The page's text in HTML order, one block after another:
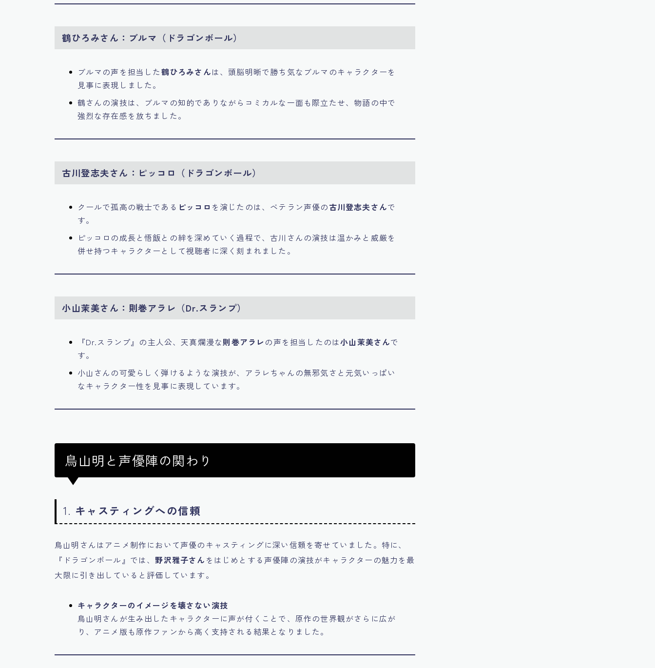
鶴ひろみさん：ブルマ（ドラゴンボール）
ブルマの声を担当した鶴ひろみさんは、頭脳明晰で勝ち気なブルマのキャラクターを
見事に表現しました。
鶴さんの演技は、ブルマの知的でありながらコミカルな一面も際立たせ、物語の中で
強烈な存在感を放ちました。
古川登志夫さん：ピッコロ（ドラゴンボール）
クールで孤高の戦士である ピッコロ を演じたのは、ベテラン声優の古川登志夫さんで
す。
ピッコロの成長と悟飯との絆を深めていく過程で、古川さんの演技は温かみと威厳を
併せ持つキャラクターとして視聴者に深く刻まれました。
小山茉美さん：則巻アラレ（Dr.スランプ）
『Dr.スランプ』の主人公、天真爛漫な則巻アラレ の声を担当したのは小山茉美さんで
す。
小山さんの可愛らしく弾けるような演技が、アラレちゃんの無邪気さと元気いっぱい
なキャラクター性を見事に表現しています。
鳥山明と声優陣の関わり
1. キャスティングへの信頼
鳥山明さんはアニメ制作において声優のキャスティングに深い信頼を寄せていました。特に、
『ドラゴンボール』では、野沢雅子さん をはじめとする声優陣の演技がキャラクターの魅力を最
大限に引き出していると評価しています。
キャラクターのイメージを壊さない演技
鳥山明さんが生み出したキャラクターに声が付くことで、原作の世界観がさらに広が
り、アニメ版も原作ファンから高く支持される結果となりました。